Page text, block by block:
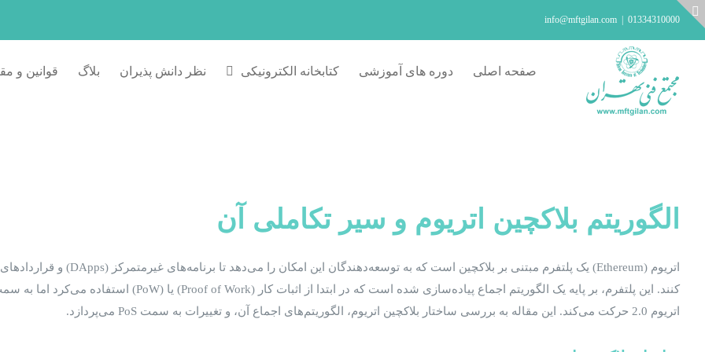
Skip
to
01334310000
info@mftgilan.com
صفحه اصلی دوره های آموزشی کتابخانه الکترونیکی نظر دانش پذیران بلاگ قوانین و
الگوریتم بلاکچین اتریوم و سیر تکاملی آن
اتریوم 2.0 حرکت می‌کند. این مقاله به بررسی ساختار بلاکچین اتریوم، الگوریتم‌های اجماع آن، و تغییرات به سمت PoS می‌پردازد.
Toggle